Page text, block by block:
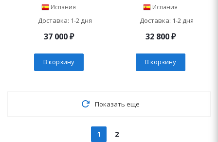
Испания
Доставка: 1-2 дня
37 000₽
В корзину
Испания
Доставка: 1-2 дня
32 800₽
В корзину
Показать еще
1 2